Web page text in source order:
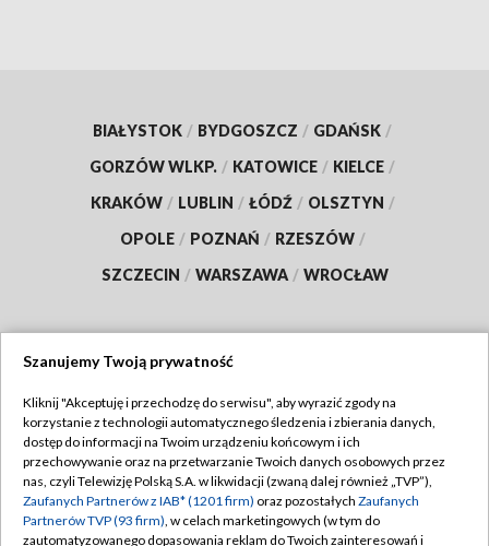
BIAŁYSTOK / BYDGOSZCZ / GDAŃSK /
GORZÓW WLKP. / KATOWICE / KIELCE /
KRAKÓW / LUBLIN / ŁÓDŹ / OLSZTYN /
OPOLE / POZNAŃ / RZESZÓW /
SZCZECIN / WARSZAWA / WROCŁAW
TVP
Abonament TVP
Emisja w TVP
Centrum informacji TVP
Regulamin TVP
Polityka prywatności
Moje zgody
Szanujemy Twoją prywatność
Kliknij "Akceptuję i przechodzę do serwisu", aby wyrazić zgody na
korzystanie z technologii automatycznego śledzenia i zbierania danych,
dostęp do informacji na Twoim urządzeniu końcowym i ich
przechowywanie oraz na przetwarzanie Twoich danych osobowych przez
nas, czyli Telewizję Polską S.A. w likwidacji (zwaną dalej również „TVP”),
Zaufanych Partnerów z IAB* (1201 firm) oraz pozostałych Zaufanych
Partnerów TVP (93 firm), w celach marketingowych (w tym do
zautomatyzowanego dopasowania reklam do Twoich zainteresowań i